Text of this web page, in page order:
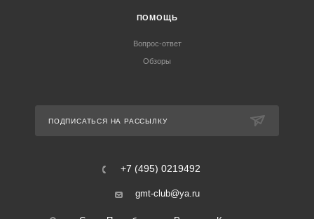
ПОМОЩЬ
Вопрос-ответ
Обзоры
ПОДПИСАТЬСЯ НА РАССЫЛКУ
+7 (495) 0219492
gmt-club@ya.ru